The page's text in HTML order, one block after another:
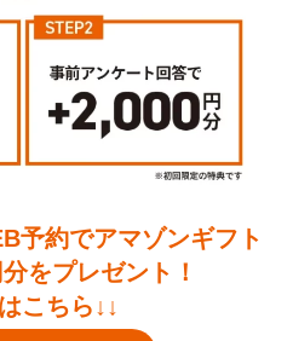
予約でアマゾンギフト
をプレゼント！
こちら↓↓